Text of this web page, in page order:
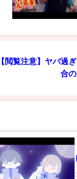
【閲覧注意】ヤバ過
合